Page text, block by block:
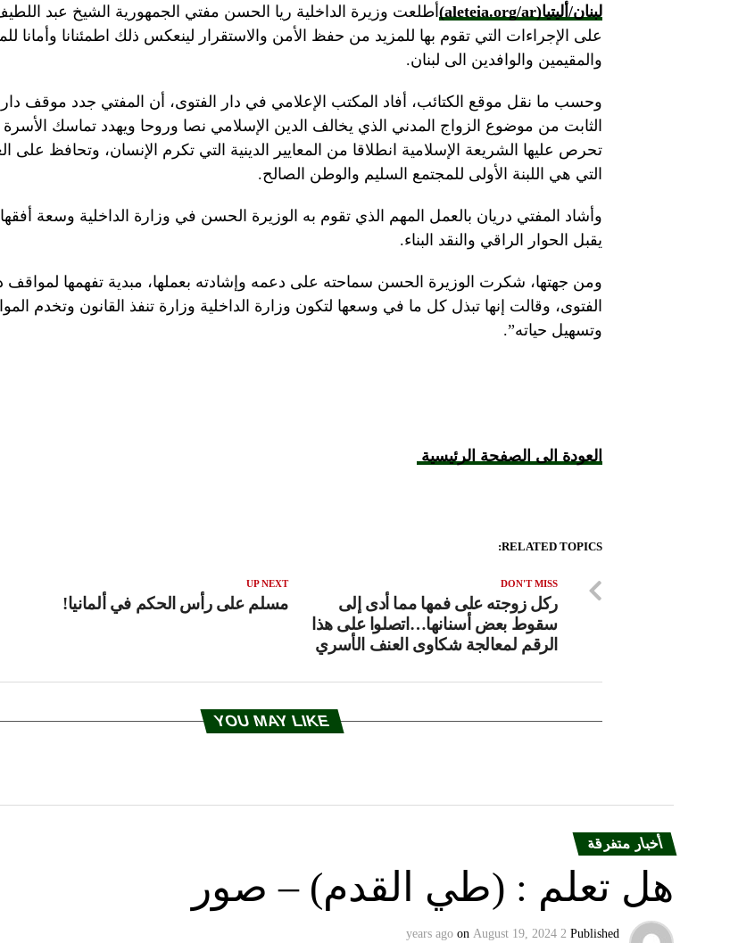
لبنان/أليتيا(aleteia.org/ar)
أطلعت وزيرة الداخلية ريا الحسن مفتي الجمهورية الشيخ عبد
على الإجراءات التي تقوم بها للمزيد من حفظ الأمن والاستقرار لينعكس ذلك اطمئنانا وأمانا
والمقيمين والوافدين الى لبنان.
وحسب ما نقل موقع الكتائب، أفاد المكتب الإعلامي في دار الفتوى، أن المفتي جدد موقف دار
الثابت من موضوع الزواج المدني الذي يخالف الدين الإسلامي نصا وروحا ويهدد تماسك الأسرة
تحرص عليها الشريعة الإسلامية انطلاقا من المعايير الدينية التي تكرم الإنسان، وتحافظ على
التي هي اللبنة الأولى للمجتمع السليم والوطن الصالح.
وأشاد المفتي دريان بالعمل المهم الذي تقوم به الوزيرة الحسن في وزارة الداخلية وسعة
يقبل الحوار الراقي والنقد البناء.
ومن جهتها، شكرت الوزيرة الحسن سماحته على دعمه وإشادته بعملها، مبدية تفهمها لمواقف
الفتوى، وقالت إنها تبذل كل ما في وسعها لتكون وزارة الداخلية وزارة تنفذ القانون وتخدم
وتسهيل حياته”.
العودة الى الصفحة الرئيسية
RELATED TOPICS:
UP NEXT
مسلم على رأس الحكم في ألمانيا!
DON'T MISS
ركل زوجته على فمها مما أدى إلى
سقوط بعض أسنانها…اتصلوا على هذا
الرقم لمعالجة شكاوى العنف الأسري
YOU MAY LIKE
أخبار متفرقة
هل تعلم : (طي القدم) – صور
Published
2 years ago
on August 19, 2024